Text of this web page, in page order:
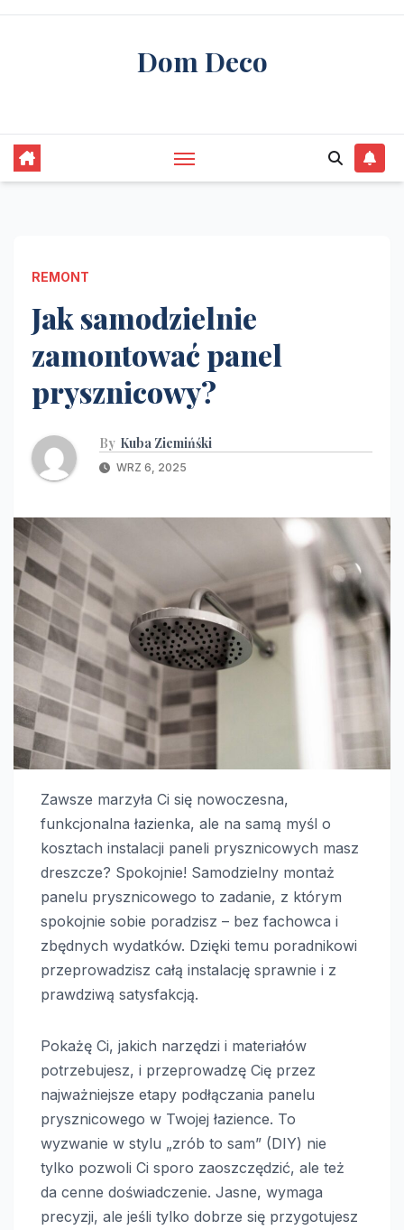
Skip
Dom Deco
REMONT
Jak samodzielnie
zamontować panel
prysznicowy?
By Kuba Ziemińśki
WRZ 6, 2025
Zawsze marzyła Ci się nowoczesna,
funkcjonalna łazienka, ale na samą myśl o
kosztach instalacji paneli prysznicowych masz
dreszcze? Spokojnie! Samodzielny montaż
panelu prysznicowego to zadanie, z którym
spokojnie sobie poradzisz – bez fachowca i
zbędnych wydatków. Dzięki temu poradnikowi
przeprowadzisz całą instalację sprawnie i z
prawdziwą satysfakcją.
Pokażę Ci, jakich narzędzi i materiałów
potrzebujesz, i przeprowadzę Cię przez
najważniejsze etapy podłączania panelu
prysznicowego w Twojej łazience. To
wyzwanie w stylu „zrób to sam” (DIY) nie
tylko pozwoli Ci sporo zaoszczędzić, ale też
da cenne doświadczenie. Jasne, wymaga
precyzji, ale jeśli tylko dobrze się przygotujesz